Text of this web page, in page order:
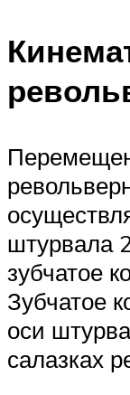
штурвала
зубчатое
Зубчатое
оси
салазках